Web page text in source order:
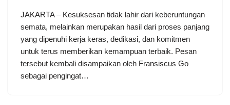
JAKARTA – Kesuksesan tidak lahir dari keberuntungan
semata, melainkan merupakan hasil dari proses panjang
yang dipenuhi kerja keras, dedikasi, dan komitmen
untuk terus memberikan kemampuan terbaik. Pesan
tersebut kembali disampaikan oleh Fransiscus Go
sebagai pengingat…